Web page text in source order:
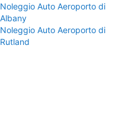
Noleggio Auto Aeroporto di
Albany
Noleggio Auto Aeroporto di
Rutland